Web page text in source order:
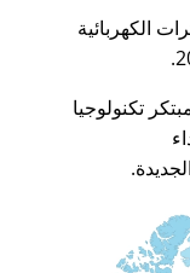
الكهربائية
تجريبية لمبتكر تكنولوجيا